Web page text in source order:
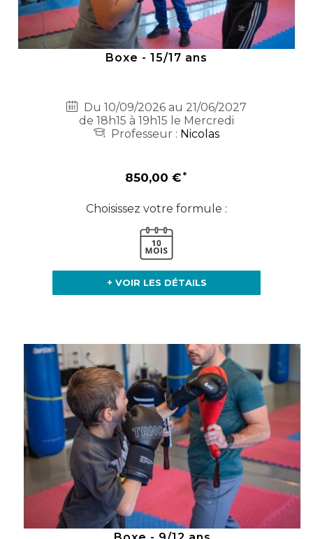
Boxe - 15/17 ans
Du 10/09/2026 au 21/06/2027
de 18h15 à 19h15 le Mercredi
Professeur : Nicolas
850,00 €
Choisissez votre formule :
+ VOIR LES DÉTAILS